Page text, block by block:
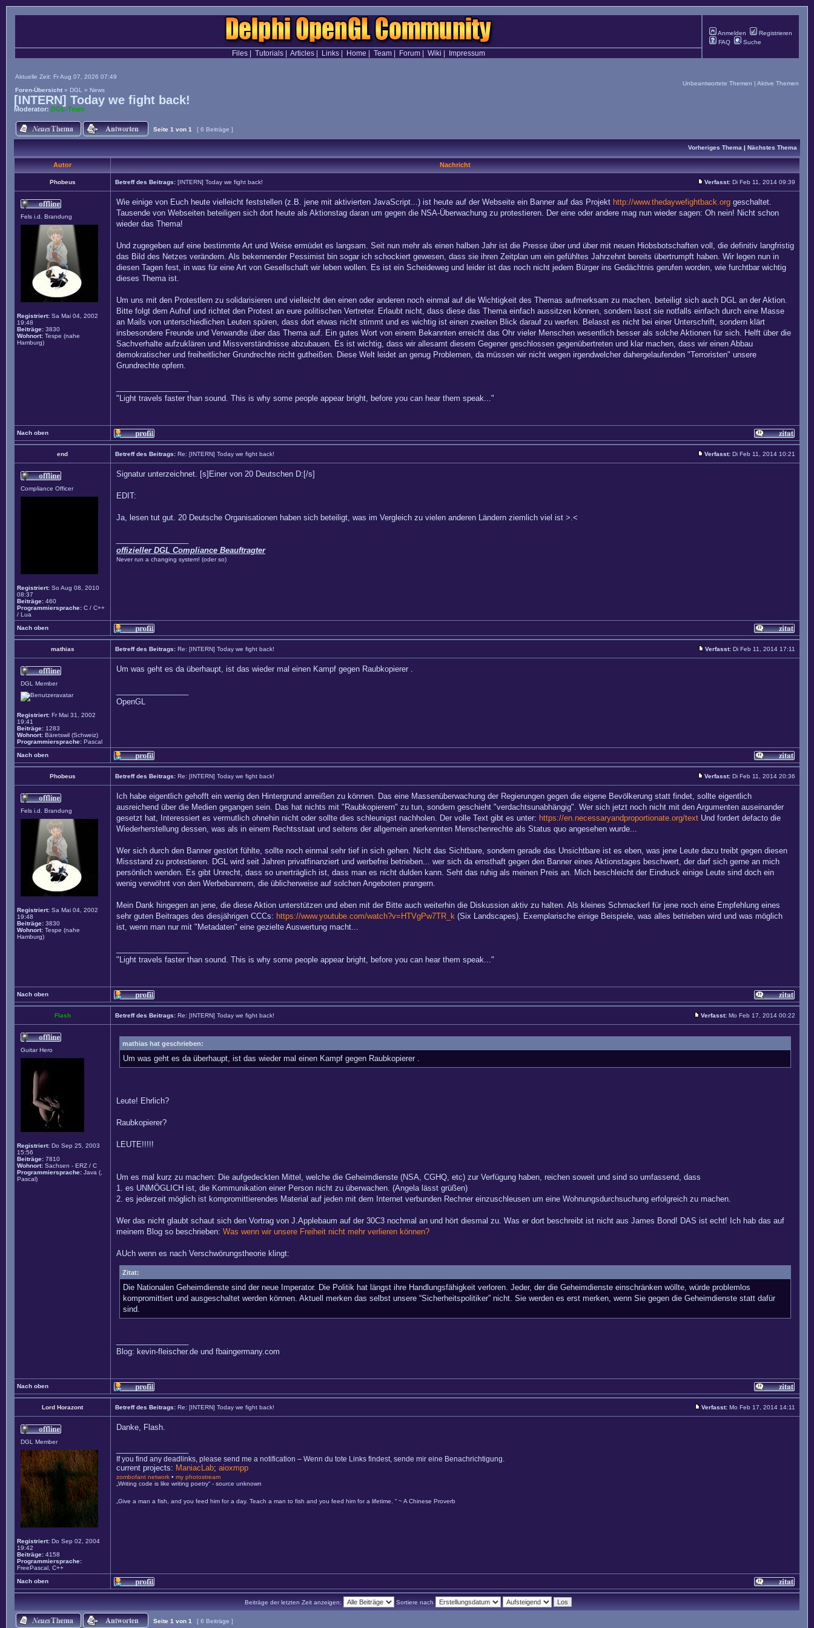
Anmelden
Registrieren
FAQ
Suche
Files| Tutorials| Articles| Links| Home Team| Forum| Wiki Impressum
Aktuelle Zeit: Fr Aug 07, 2026 07:49
Foren-Übersicht » DGL » News
Unbeantwortete Themen | Aktive Themen
[INTERN] Today we fight back!
Moderator: DGL-Team
Seite 1 von 1 [ 6 Beiträge ]
Vorheriges Thema | Nächstes Thema
Autor Nachricht
Phobeus Betreff des Beitrags: [INTERN] Today we fight back! Verfasst: Di Feb 11, 2014 09:39
Fels i.d. Brandung
Registriert: Sa Mai 04, 2002
19:48
Beiträge: 3830
Wohnort: Tespe (nahe
Hamburg)
Wie einige von Euch heute vielleicht feststellen (z.B. jene mit aktivierten JavaScript...) ist heute auf der Webseite ein Banner auf das Projekt http://www.thedaywefightback.org geschaltet.
Tausende von Webseiten beteiligen sich dort heute als Aktionstag daran um gegen die NSA-Überwachung zu protestieren. Der eine oder andere mag nun wieder sagen: Oh nein! Nicht schon
wieder das Thema!
Und zugegeben auf eine bestimmte Art und Weise ermüdet es langsam. Seit nun mehr als einen halben Jahr ist die Presse über und über mit neuen Hiobsbotschaften voll, die definitiv langfristig
das Bild des Netzes verändern. Als bekennender Pessimist bin sogar ich schockiert gewesen, dass sie ihren Zeitplan um ein gefühltes Jahrzehnt bereits übertrumpft haben. Wir legen nun in
diesen Tagen fest, in was für eine Art von Gesellschaft wir leben wollen. Es ist ein Scheideweg und leider ist das noch nicht jedem Bürger ins Gedächtnis gerufen worden, wie furchtbar wichtig
dieses Thema ist.
Um uns mit den Protestlern zu solidarisieren und vielleicht den einen oder anderen noch einmal auf die Wichtigkeit des Themas aufmerksam zu machen, beteiligt sich auch DGL an der Aktion.
Bitte folgt dem Aufruf und richtet den Protest an eure politischen Vertreter. Erlaubt nicht, dass diese das Thema einfach aussitzen können, sondern lasst sie notfalls einfach durch eine Masse
an Mails von unterschiedlichen Leuten spüren, dass dort etwas nicht stimmt und es wichtig ist einen zweiten Blick darauf zu werfen. Belasst es nicht bei einer Unterschrift, sondern klärt
insbesondere Freunde und Verwandte über das Thema auf. Ein gutes Wort von einem Bekannten erreicht das Ohr vieler Menschen wesentlich besser als solche Aktionen für sich. Helft über die
Sachverhalte aufzuklären und Missverständnisse abzubauen. Es ist wichtig, dass wir allesamt diesem Gegener geschlossen gegenübertreten und klar machen, dass wir einen Abbau
demokratischer und freiheitlicher Grundrechte nicht gutheißen. Diese Welt leidet an genug Problemen, da müssen wir nicht wegen irgendwelcher dahergelaufenden "Terroristen" unsere
Grundrechte opfern.
"Light travels faster than sound. This is why some people appear bright, before you can hear them speak..."
Nach oben
end Betreff des Beitrags: Re: [INTERN] Today we fight back! Verfasst: Di Feb 11, 2014 10:21
Compliance Officer
Registriert: So Aug 08, 2010
08:37
Beiträge: 460
Programmiersprache: C / C++
/ Lua
Signatur unterzeichnet. [s]Einer von 20 Deutschen D:[/s]
EDIT:
Ja, lesen tut gut. 20 Deutsche Organisationen haben sich beteiligt, was im Vergleich zu vielen anderen Ländern ziemlich viel ist >.<
offizieller DGL Compliance Beauftragter
Never run a changing system! (oder so)
Nach oben
mathias Betreff des Beitrags: Re: [INTERN] Today we fight back! Verfasst: Di Feb 11, 2014 17:11
DGL Member
Registriert: Fr Mai 31, 2002
19:41
Beiträge: 1283
Wohnort: Bäretswil (Schweiz)
Programmiersprache: Pascal
Um was geht es da überhaupt, ist das wieder mal einen Kampf gegen Raubkopierer .
OpenGL
Nach oben
Phobeus Betreff des Beitrags: Re: [INTERN] Today we fight back! Verfasst: Di Feb 11, 2014 20:36
Fels i.d. Brandung
Registriert: Sa Mai 04, 2002
19:48
Beiträge: 3830
Wohnort: Tespe (nahe
Hamburg)
Ich habe eigentlich gehofft ein wenig den Hintergrund anreißen zu können. Das eine Massenüberwachung der Regierungen gegen die eigene Bevölkerung statt findet, sollte eigentlich
ausreichend über die Medien gegangen sein. Das hat nichts mit "Raubkopierern" zu tun, sondern geschieht "verdachtsunabhängig". Wer sich jetzt noch nicht mit den Argumenten auseinander
gesetzt hat, Interessiert es vermutlich ohnehin nicht oder sollte dies schleunigst nachholen. Der volle Text gibt es unter: https://en.necessaryandproportionate.org/text Und fordert defacto die
Wiederherstellung dessen, was als in einem Rechtsstaat und seitens der allgemein anerkennten Menschenrechte als Status quo angesehen wurde...
Wer sich durch den Banner gestört fühlte, sollte noch einmal sehr tief in sich gehen. Nicht das Sichtbare, sondern gerade das Unsichtbare ist es eben, was jene Leute dazu treibt gegen diesen
Missstand zu protestieren. DGL wird seit Jahren privatfinanziert und werbefrei betrieben... wer sich da ernsthaft gegen den Banner eines Aktionstages beschwert, der darf sich gerne an mich
persönlich wenden. Es gibt Unrecht, dass so unerträglich ist, dass man es nicht dulden kann. Seht das ruhig als meinen Preis an. Mich beschleicht der Eindruck einige Leute sind doch ein
wenig verwöhnt von den Werbebannern, die üblicherweise auf solchen Angeboten prangern.
Mein Dank hingegen an jene, die diese Aktion unterstützen und eben mit der Bitte auch weiterhin die Diskussion aktiv zu halten. Als kleines Schmackerl für jene noch eine Empfehlung eines
sehr guten Beitrages des diesjährigen CCCs: https://www.youtube.com/watch?v=HTVgPw7TR_k (Six Landscapes). Exemplarische einige Beispiele, was alles betrieben wird und was möglich
ist, wenn man nur mit "Metadaten" eine gezielte Auswertung macht...
"Light travels faster than sound. This is why some people appear bright, before you can hear them speak..."
Nach oben
Flash Betreff des Beitrags: Re: [INTERN] Today we fight back! Verfasst: Mo Feb 17, 2014 00:22
Guitar Hero
Registriert: Do Sep 25, 2003
15:56
Beiträge: 7810
Wohnort: Sachsen - ERZ / C
Programmiersprache: Java (,
Pascal)
mathias hat geschrieben:
Um was geht es da überhaupt, ist das wieder mal einen Kampf gegen Raubkopierer .
Leute! Ehrlich?
Raubkopierer?
LEUTE!!!!!
Um es mal kurz zu machen: Die aufgedeckten Mittel, welche die Geheimdienste (NSA, CGHQ, etc) zur Verfügung haben, reichen soweit und sind so umfassend, dass
1. es UNMÖGLICH ist, die Kommunikation einer Person nicht zu überwachen. (Angela lässt grüßen)
2. es jederzeit möglich ist kompromittierendes Material auf jeden mit dem Internet verbunden Rechner einzuschleusen um eine Wohnungsdurchsuchung erfolgreich zu machen.
Wer das nicht glaubt schaut sich den Vortrag von J.Applebaum auf der 30C3 nochmal an und hört diesmal zu. Was er dort beschreibt ist nicht aus James Bond! DAS ist echt! Ich hab das auf
meinem Blog so beschrieben: Was wenn wir unsere Freiheit nicht mehr verlieren können?
AUch wenn es nach Verschwörungstheorie klingt:
Zitat:
Die Nationalen Geheimdienste sind der neue Imperator. Die Politik hat längst ihre Handlungsfähigkeit verloren. Jeder, der die Geheimdienste einschränken wöllte, würde problemlos
kompromittiert und ausgeschaltet werden können. Aktuell merken das selbst unsere “Sicherheitspolitiker” nicht. Sie werden es erst merken, wenn Sie gegen die Geheimdienste statt dafür
sind.
Blog: kevin-fleischer.de und fbaingermany.com
Nach oben
Lord Horazont Betreff des Beitrags: Re: [INTERN] Today we fight back! Verfasst: Mo Feb 17, 2014 14:11
DGL Member
Registriert: Do Sep 02, 2004
19:42
Beiträge: 4158
Programmiersprache:
FreePascal, C++
Danke, Flash.
If you find any deadlinks, please send me a notification – Wenn du tote Links findest, sende mir eine Benachrichtigung.
current projects: ManiacLab; aioxmpp
zombofant network • my photostream
„Writing code is like writing poetry“ - source unknown
„Give a man a fish, and you feed him for a day. Teach a man to fish and you feed him for a lifetime. “ ~ A Chinese Proverb
Nach oben
Beiträge der letzten Zeit anzeigen: Sortiere nach
Seite 1 von 1 [ 6 Beiträge ]